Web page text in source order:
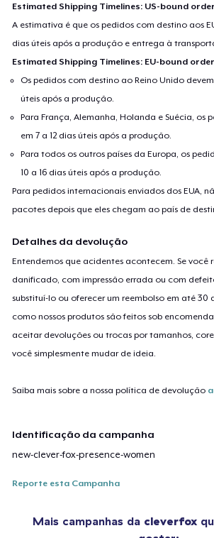
Estimated Shipping Timelines: US-bound
A estimativa é que os pedidos com destino aos
dias úteis após a produção e entrega à
Estimated Shipping Timelines: EU-bound
Os pedidos com destino ao Reino Unido
úteis após a produção.
Para França, Alemanha, Holanda e Suécia, os
em 7 a 12 dias úteis após a produção.
Para todos os outros países da Europa, os
10 a 16 dias úteis após a produção.
Para pedidos internacionais enviados dos EUA,
pacotes depois que eles chegam ao país de
Detalhes da devolução
Entendemos que acidentes acontecem. Se você
danificado, com impressão errada ou com
substituí-lo ou oferecer um reembolso em até 30
como nossos produtos são feitos sob
aceitar devoluções ou trocas por tamanhos,
você simplesmente mudar de ideia.
Saiba mais sobre a nossa política de devolução
Identificação da campanha
new-clever-fox-presence-women
Reporte esta Campanha
Mais campanhas da cleverfox